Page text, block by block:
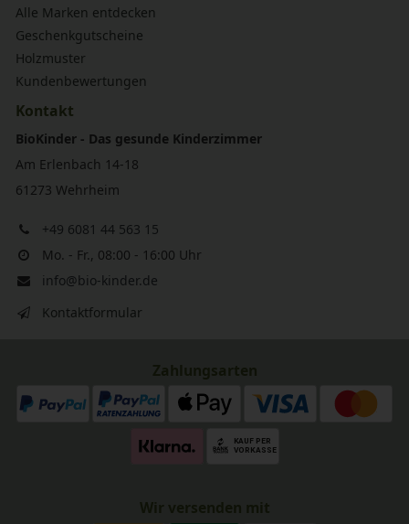
Alle Marken entdecken
Geschenkgutscheine
Holzmuster
Kundenbewertungen
Kontakt
BioKinder - Das gesunde Kinderzimmer
Am Erlenbach 14-18
61273 Wehrheim
+49 6081 44 563 15
Mo. - Fr., 08:00 - 16:00 Uhr
info@bio-kinder.de
Kontaktformular
Zahlungsarten
Wir versenden mit